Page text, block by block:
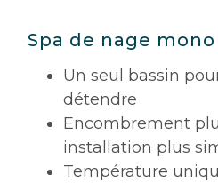
Spa de nage
Un seul bassin
détendre
Encombrement
installation plus
Température